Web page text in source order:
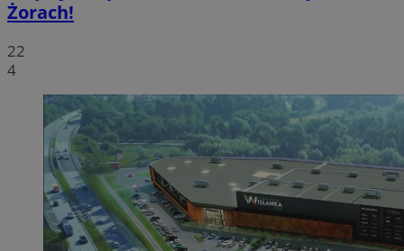
Żorach!
22
4